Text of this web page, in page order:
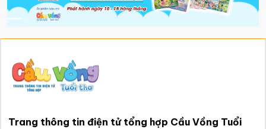
Trang thông tin điện tử tổng hợp Cầu Vồng Tuổi